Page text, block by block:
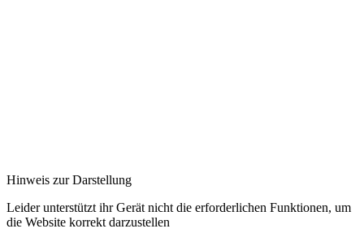
Hinweis zur Darstellung
Leider unterstützt ihr Gerät nicht die erforderlichen Funktionen, um
die Website korrekt darzustellen